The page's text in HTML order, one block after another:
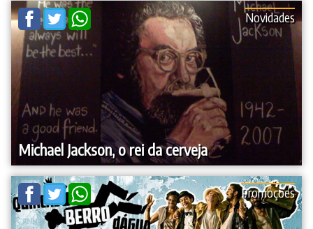
Michael Jackson, o rei da cerveja
Novidades
Promoções